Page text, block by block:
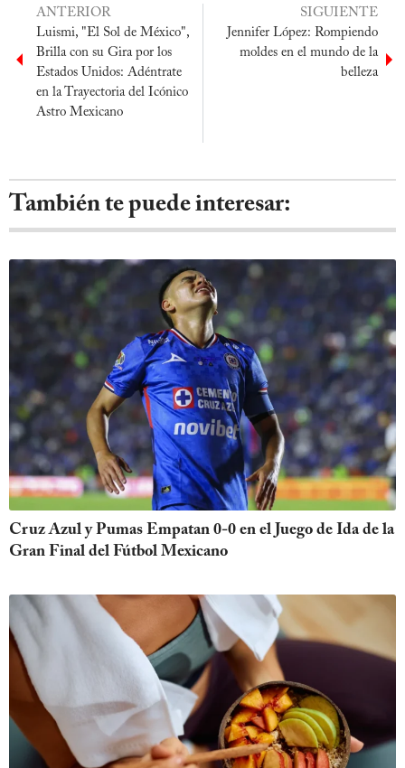
ANTERIOR
Luismi, "El Sol de México",
Brilla con su Gira por los
Estados Unidos: Adéntrate
en la Trayectoria del Icónico
Astro Mexicano
SIGUIENTE
Jennifer López: Rompiendo
moldes en el mundo de la
belleza
También te puede interesar:
Cruz Azul y Pumas Empatan 0-0 en el Juego de Ida de la
Gran Final del Fútbol Mexicano